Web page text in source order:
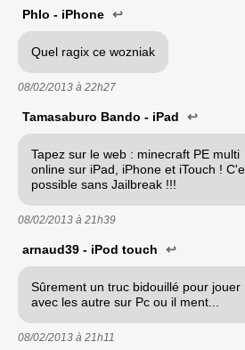
Phlo - iPhone ↩
Quel ragix ce wozniak
08/02/2013 à 22h27
Tamasaburo Bando - iPad ↩
Tapez sur le web : minecraft PE multi
online sur iPad, iPhone et iTouch !
possible sans Jailbreak !!!
08/02/2013 à 21h39
arnaud39 - iPod touch ↩
Sûrement un truc bidouillé pour jouer
avec les autre sur Pc ou il ment...
08/02/2013 à 21h11